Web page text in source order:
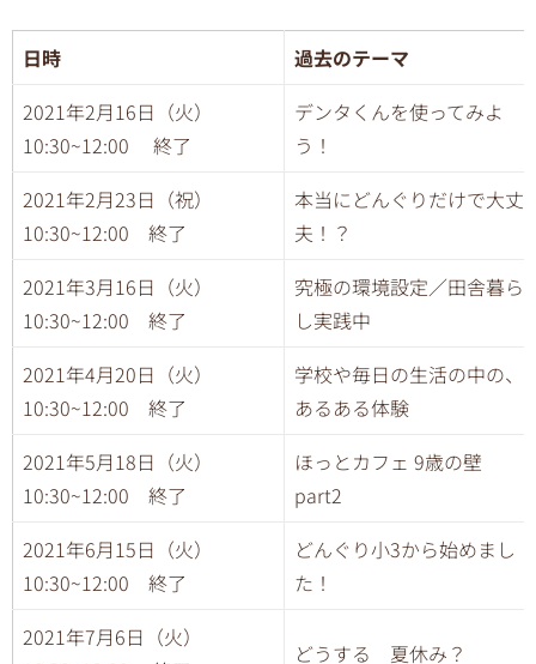
日時
過去のテーマ
2021年2月16日（火）
10:30~12:00 終了
デンタくんを使ってみよ
う！
2021年2月23日（祝）
10:30~12:00 終了
本当にどんぐりだけで大丈
夫！？
2021年3月16日（火）
10:30~12:00 終了
究極の環境設定／田舎暮ら
し実践中
2021年4月20日（火）
10:30~12:00 終了
学校や毎日の生活の中の、
あるある体験
2021年5月18日（火）
10:30~12:00 終了
ほっとカフェ 9歳の壁
part2
2021年6月15日（火）
10:30~12:00 終了
どんぐり小3から始めまし
た！
2021年7月6日（火）
どうする 夏休み？